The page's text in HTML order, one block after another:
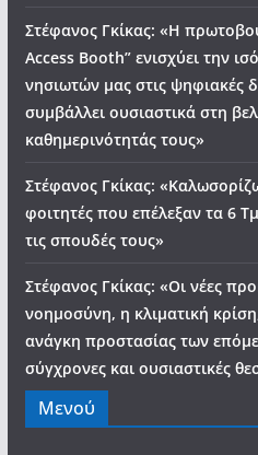
Στέφανος Γκίκας: «Η
Access Booth” ενισχύει την
νησιωτών μας στις ψηφιακές
συμβάλλει ουσιαστικά στη
καθημερινότητάς τους»
Στέφανος Γκίκας:
φοιτητές που επέλεξαν τα 6
τις σπουδές τους»
Στέφανος Γκίκας: «Οι νέες
νοημοσύνη, η κλιματική
ανάγκη προστασίας των
σύγχρονες και ουσιαστικές
Μενού